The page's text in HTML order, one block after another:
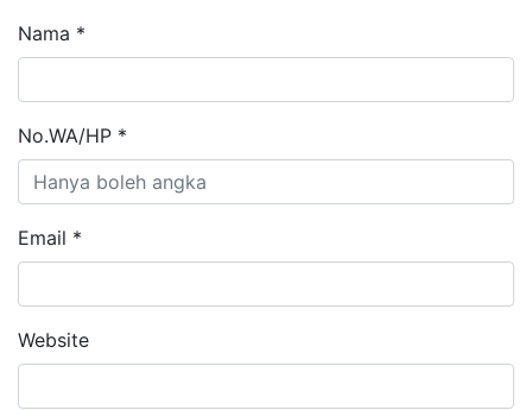
Nama *
No.WA/HP *
Email *
Website